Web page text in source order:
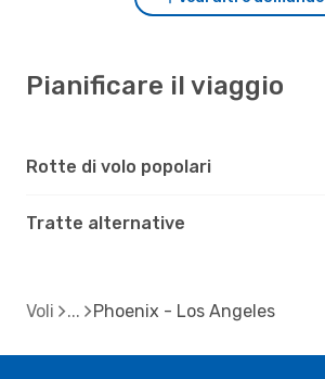
Pianificare il viaggio
Rotte di volo popolari
Tratte alternative
Voli Phoenix - Los Angeles